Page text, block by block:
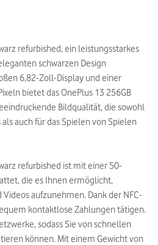
refurbished, ein leistungsstarkes
schwarzen Design
6,82-Zoll-Display und einer
bietet das OnePlus 13 256GB
Bildqualität, die sowohl
auch für das Spielen von Spielen
refurbished ist mit einer 50-
die es Ihnen ermöglicht,
aufzunehmen. Dank der NFC-
kontaktlose Zahlungen tätigen.
sodass Sie von schnellen
können. Mit einem Gewicht von